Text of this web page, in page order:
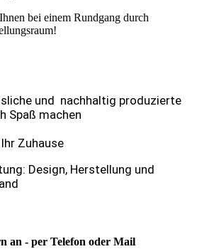
bei einem Rundgang durch
und nachhaltig produzierte
Spaß machen
Zuhause
Design, Herstellung und
an - per Telefon oder Mail